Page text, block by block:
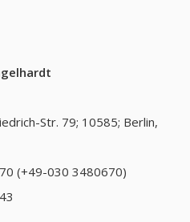
Str. 79; 10585; Berlin,
(+49-030 3480670)